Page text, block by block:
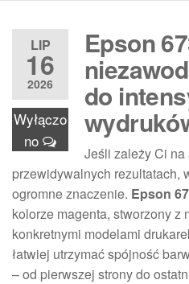
LIP
16
2026
Wyłączo
no
Epson
do
Jeśli zależy Ci
przewidywalnych rezultatach,
ogromne znaczenie. Epson
kolorze magenta, stworzony z
konkretnymi modelami
łatwiej utrzymać spójność
– od pierwszej strony do